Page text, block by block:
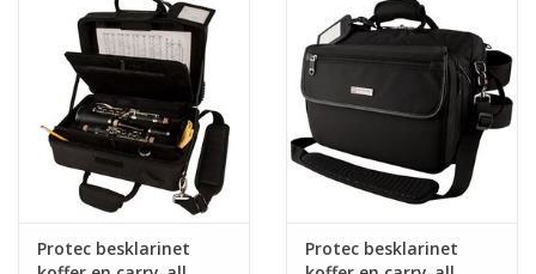
Protec besklarinet
Protec besklarinet